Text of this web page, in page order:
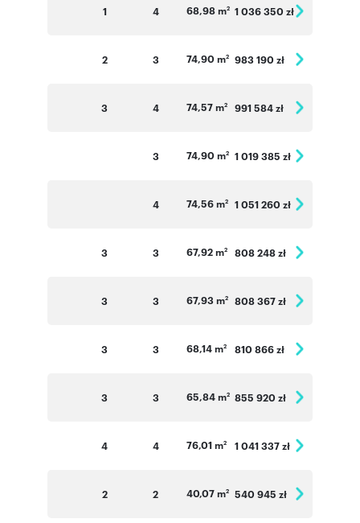
1 4 68,98 m2 1 036 350 zł
2 3 74,90 m2 983 190 zł
3 4 74,57 m2 991 584 zł
3 74,90 m2 1 019 385 zł
4 74,56 m2 1 051 260 zł
3 3 67,92 m2 808 248 zł
3 3 67,93 m2 808 367 zł
3 3 68,14 m2 810 866 zł
3 3 65,84 m2 855 920 zł
4 4 76,01 m2 1 041 337 zł
2 2 40,07 m2 540 945 zł